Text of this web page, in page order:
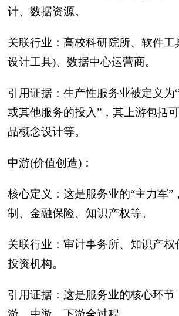
计、数据资源。
关联行业：高校科研院所、软件工
设计工具)、数据中心运营商。
引用证据：生产性服务业被定义为
或其他服务的投入”，其上游包括
品概念设计等。
中游(价值创造)‍：
核心定义：这是服务业的“主力军”
制、金融保险、知识产权等。
关联行业：审计事务所、知识产权
投资机构。
引用证据：这是服务业的核心环节